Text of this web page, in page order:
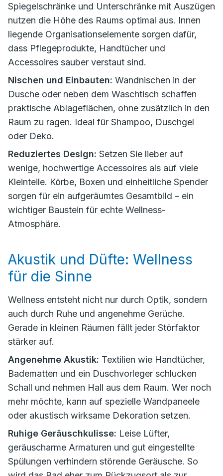
Spiegelschränke und Unterschränke mit Auszügen
nutzen die Höhe des Raums optimal aus. Innen
liegende Organisationselemente sorgen dafür,
dass Pflegeprodukte, Handtücher und
Accessoires sauber verstaut sind.
Nischen und Einbauten: Wandnischen in der
Dusche oder neben dem Waschtisch schaffen
praktische Ablageflächen, ohne zusätzlich in den
Raum zu ragen. Ideal für Shampoo, Duschgel
oder Deko.
Reduziertes Design: Setzen Sie lieber auf
wenige, hochwertige Accessoires als auf viele
Kleinteile. Körbe, Boxen und einheitliche Spender
sorgen für ein aufgeräumtes Gesamtbild – ein
wichtiger Baustein für echte Wellness-
Atmosphäre.
Akustik und Düfte: Wellness
für die Sinne
Wellness entsteht nicht nur durch Optik, sondern
auch durch Ruhe und angenehme Gerüche.
Gerade in kleinen Räumen fällt jeder Störfaktor
stärker auf.
Angenehme Akustik: Textilien wie Handtücher,
Badematten und ein Duschvorleger schlucken
Schall und nehmen Hall aus dem Raum. Wer noch
mehr möchte, kann auf spezielle Wandpaneele
oder akustisch wirksame Dekoration setzen.
Ruhige Geräuschkulisse: Leise Lüfter,
geräuscharme Armaturen und gut eingestellte
Spülungen verhindern störende Geräusche. So